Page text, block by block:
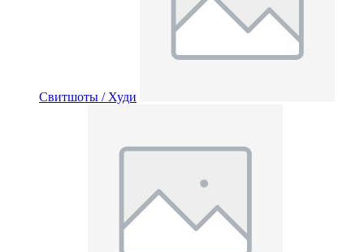
Свитшоты / Худи